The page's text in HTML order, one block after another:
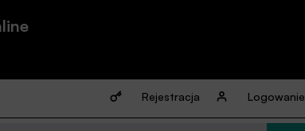
Rejestracja Logowanie